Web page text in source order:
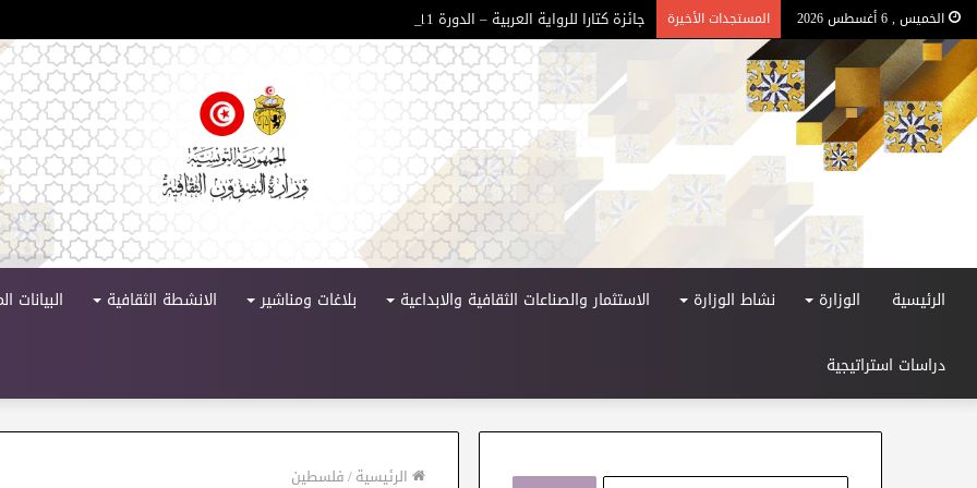
الخميس , 6 أغسطس 2026 المستجدات الأخيرة جائزة كتارا للرواية العربية – الدورة 11
الرئيسية الوزارة نشاط الوزارة الاستثمار والصناعات الثقافية والابداعية بلاغات ومناشير الانشطة الثقافية البيانات
دراسات استراتيجية
الرئيسية/فلسطين